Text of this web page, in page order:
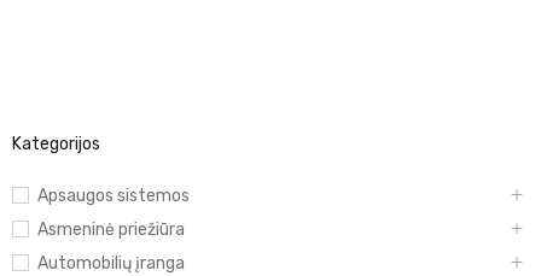
Kategorijos
Apsaugos sistemos
Asmeninė priežiūra
Automobilių įranga